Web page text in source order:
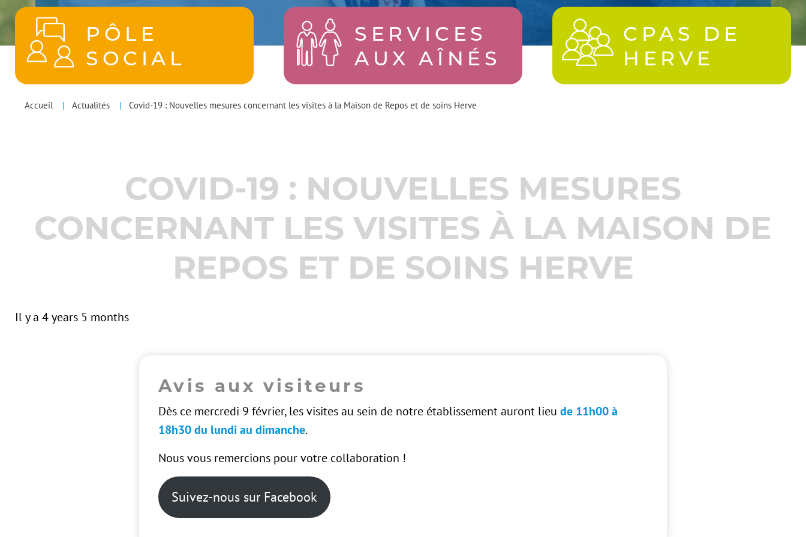
POLES
PÔLE
SOCIAL
SERVICES
AUX AÎNÉS
CPAS DE
HERVE
You
Accueil Actualités Covid-19 : Nouvelles mesures concernant les visites à la Maison de Repos et de soins Herve
COVID-19 : NOUVELLES MESURES
CONCERNANT LES VISITES À LA MAISON DE
REPOS ET DE SOINS HERVE
Il y a 4 years 5 months
Avis aux visiteurs
Dès ce mercredi 9 février, les visites au sein de notre établissement auront lieu de 11h00 à
18h30 du lundi au dimanche.
Nous vous remercions pour votre collaboration !
Suivez-nous sur Facebook